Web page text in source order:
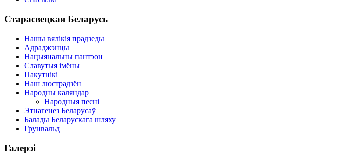
Старасвецкая Беларусь
Нашы вялікія прадзеды
Адраджэнцы
Нацыянальны пантэон
Славутыя імёны
Пакутнікі
Наш люстрадзён
Народны каляндар
Народныя песні
Этнагенез Беларусаў
Балады Беларускага шляху
Грунвальд
Галерэі